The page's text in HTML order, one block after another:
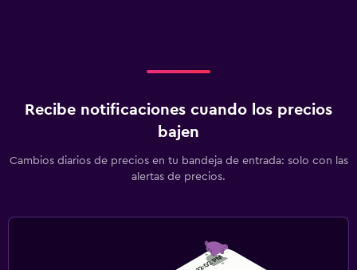
Recibe notificaciones cuando los precios
bajen
Cambios diarios de precios en tu bandeja de entrada: solo con las
alertas de precios.